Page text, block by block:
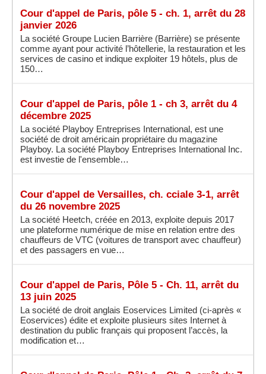
Cour d'appel de Paris, pôle 5 - ch. 1, arrêt du 28
janvier 2026
La société Groupe Lucien Barrière (Barrière) se présente
comme ayant pour activité l’hôtellerie, la restauration et les
services de casino et indique exploiter 19 hôtels, plus de
150…
Cour d'appel de Paris, pôle 1 - ch 3, arrêt du 4
décembre 2025
La société Playboy Entreprises International, est une
société de droit américain propriétaire du magazine
Playboy. La société Playboy Entreprises International Inc.
est investie de l'ensemble…
Cour d'appel de Versailles, ch. cciale 3-1, arrêt
du 26 novembre 2025
La société Heetch, créée en 2013, exploite depuis 2017
une plateforme numérique de mise en relation entre des
chauffeurs de VTC (voitures de transport avec chauffeur)
et des passagers en vue…
Cour d'appel de Paris, Pôle 5 - Ch. 11, arrêt du
13 juin 2025
La société de droit anglais Eoservices Limited (ci-après «
Eoservices) édite et exploite plusieurs sites Internet à
destination du public français qui proposent l’accès, la
modification et…